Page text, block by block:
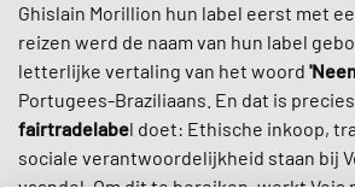
Ghislain Morillion hun label eerst met
reizen werd de naam van hun label
letterlijke vertaling van het woord
Portugees-Braziliaans. En dat is
fairtradelabel doet: Ethische inkoop,
sociale verantwoordelijkheid staan bij